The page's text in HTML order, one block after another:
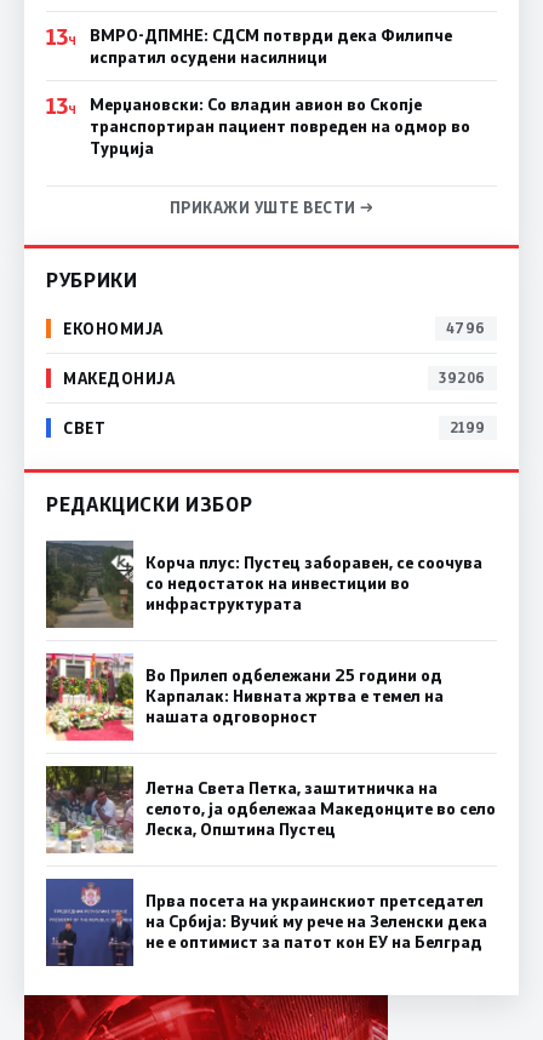
13Ч
ВМРО-ДПМНЕ: СДСM потврди дека Филипче
испратил осудени насилници
13Ч
Мерџановски: Со владин авион во Скопје
транспортиран пациент повреден на одмор во
Турција
ПРИКАЖИ УШТЕ ВЕСТИ →
РУБРИКИ
ЕКОНОМИЈА 4796
МАКЕДОНИЈА 39206
СВЕТ 2199
РЕДАКЦИСКИ ИЗБОР
Корча плус: Пустец заборавен, се соочува
со недостаток на инвестиции во
инфраструктурата
Во Прилеп одбележани 25 години од
Карпалак: Нивната жртва е темел на
нашата одговорност
Летна Света Петка, заштитничка на
селото, ја одбележаа Македонците во село
Леска, Општина Пустец
Прва посета на украинскиот претседател
на Србија: Вучиќ му рече на Зеленски дека
не е оптимист за патот кон ЕУ на Белград